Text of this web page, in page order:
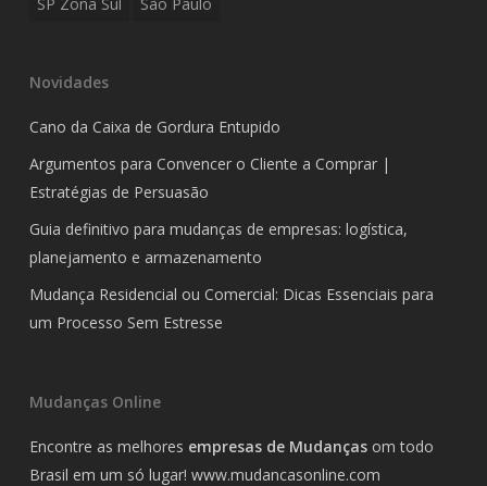
Novidades
Cano da Caixa de Gordura Entupido
Argumentos para Convencer o Cliente a Comprar |
Estratégias de Persuasão
Guia definitivo para mudanças de empresas: logística,
planejamento e armazenamento
Mudança Residencial ou Comercial: Dicas Essenciais para
um Processo Sem Estresse
Mudanças Online
Encontre as melhores empresas de Mudançasom todo
Brasil em um só lugar! www.mudancasonline.com